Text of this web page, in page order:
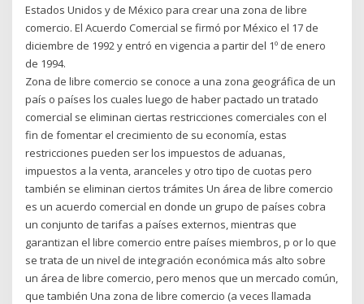
Estados Unidos y de México para crear una zona de libre
comercio. El Acuerdo Comercial se firmó por México el 17 de
diciembre de 1992 y entró en vigencia a partir del 1º de enero
de 1994.
Zona de libre comercio se conoce a una zona geográfica de un
país o países los cuales luego de haber pactado un tratado
comercial se eliminan ciertas restricciones comerciales con el
fin de fomentar el crecimiento de su economía, estas
restricciones pueden ser los impuestos de aduanas,
impuestos a la venta, aranceles y otro tipo de cuotas pero
también se eliminan ciertos trámites Un área de libre comercio
es un acuerdo comercial en donde un grupo de países cobra
un conjunto de tarifas a países externos, mientras que
garantizan el libre comercio entre países miembros, p or lo que
se trata de un nivel de integración económica más alto sobre
un área de libre comercio, pero menos que un mercado común,
que también Una zona de libre comercio (a veces llamada